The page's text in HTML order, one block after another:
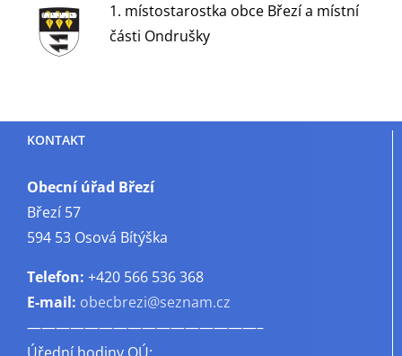
1. místostarostka obce Březí a místní
části Ondrušky
KONTAKT
Obecní úřad Březí
Březí 57
594 53 Osová Bítýška
Telefon: +420 566 536 368
E-mail: obecbrezi@seznam.cz
————————————————–